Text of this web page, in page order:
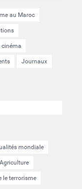
au Maroc
Journaux
mondiale
Agriculture
le terrorisme